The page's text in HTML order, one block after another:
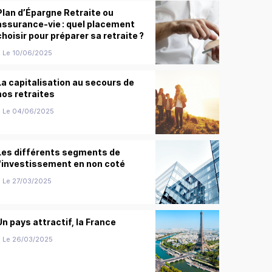
d’Épargne Retraite ou
vie : quel placement
pour préparer sa retraite ?
Le 10/06/2025
capitalisation au secours de
retraites
Le 04/06/2025
différents segments de
en non coté
Le 27/03/2025
pays attractif, la France
Le 26/03/2025